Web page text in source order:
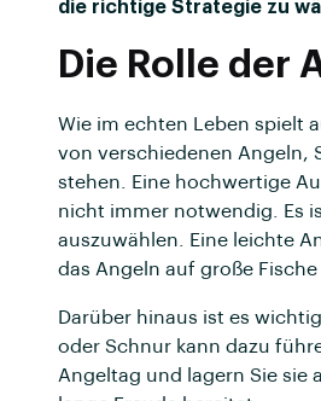
die richtige Strategie zu
Die Rolle der
Wie im echten Leben spielt
von verschiedenen Angeln,
stehen. Eine hochwertige
nicht immer notwendig. Es
auszuwählen. Eine leichte
das Angeln auf große
Darüber hinaus ist es
oder Schnur kann dazu
Angeltag und lagern Sie sie